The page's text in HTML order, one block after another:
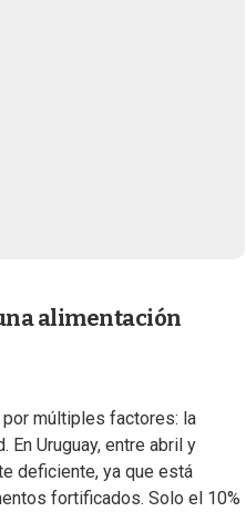
alimentación
múltiples factores: la
Uruguay, entre abril y
deficiente, ya que está
fortificados. Solo el 10%